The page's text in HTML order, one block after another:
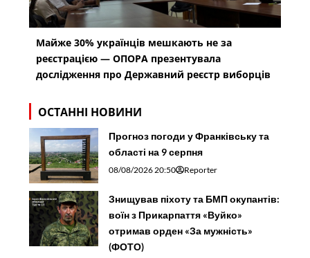
Майже 30% українців мешкають не за
реєстрацією — ОПОРА презентувала
дослідження про Державний реєстр виборців
ОСТАННІ НОВИНИ
Прогноз погоди у Франківську та
області на 9 серпня
08/08/2026 20:50 Reporter
Знищував піхоту та БМП окупантів:
воїн з Прикарпаття «Вуйко»
отримав орден «За мужність»
(ФОТО)